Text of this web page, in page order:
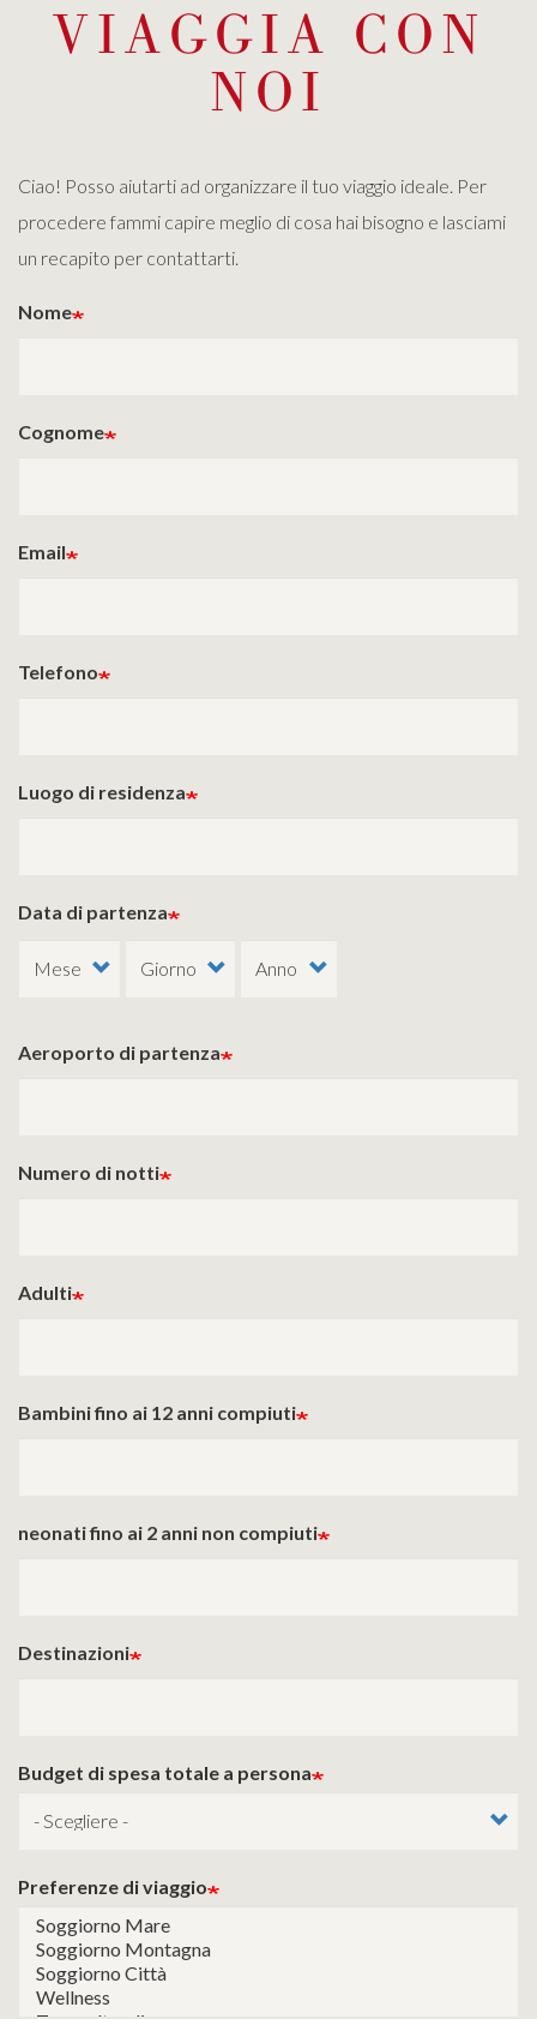
VIAGGIA CON
NOI
Ciao! Posso aiutarti ad organizzare il tuo viaggio ideale. Per
procedere fammi capire meglio di cosa hai bisogno e lasciami
un recapito per contattarti.
Nome
Cognome
Email
Telefono
Luogo di residenza
Data di partenza
Aeroporto di partenza
Numero di notti
Adulti
Bambini fino ai 12 anni compiuti
neonati fino ai 2 anni non compiuti
Destinazioni
Budget di spesa totale a persona
Preferenze di viaggio